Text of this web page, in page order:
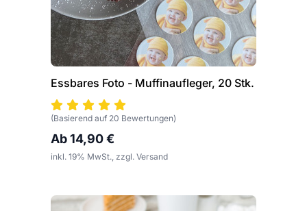
Essbares Foto - Muffinaufleger, 20 Stk.
(Basierend auf 20 Bewertungen)
Ab 14,90 €
inkl. 19% MwSt., zzgl. Versand